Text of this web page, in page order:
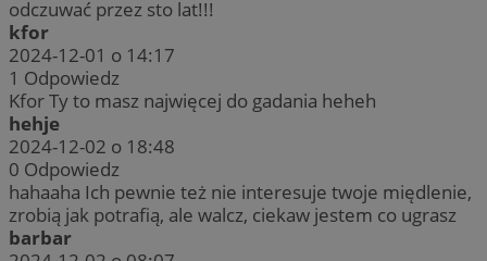
odczuwać przez sto lat!!!
kfor
2024-12-01 o 14:17
1 Odpowiedz
Kfor Ty to masz najwięcej do gadania heheh
hehje
2024-12-02 o 18:48
0 Odpowiedz
hahaaha Ich pewnie też nie interesuje twoje międlenie,
zrobią jak potrafią, ale walcz, ciekaw jestem co ugrasz
barbar